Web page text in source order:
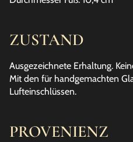
ZUSTAND
Ausgezeichnete Erhaltung.
Mit den für handgemachten
Lufteinschlüssen.
PROVENIENZ